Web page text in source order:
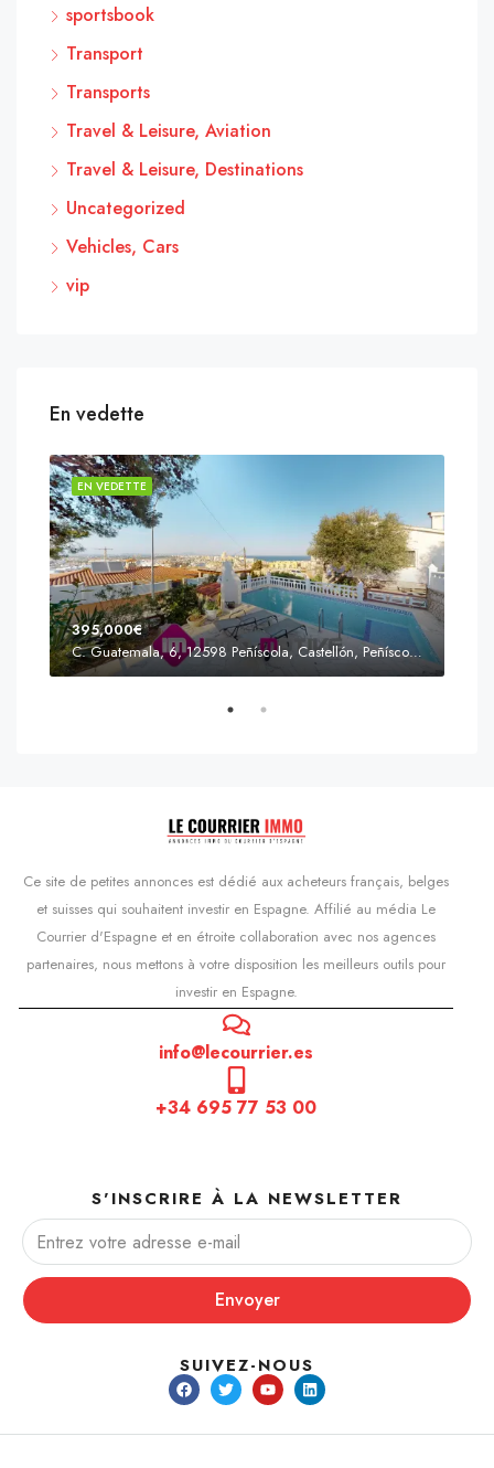
sportsbook
Transport
Transports
Travel & Leisure, Aviation
Travel & Leisure, Destinations
Uncategorized
Vehicles, Cars
vip
En vedette
EN VEDETTE
395,000€
C. Guatemala, 6, 12598 Peñíscola, Castellón, Peñíscola, Communauté valencienne
Ce site de petites annonces est dédié aux acheteurs français, belges
et suisses qui souhaitent investir en Espagne. Affilié au média Le
Courrier d'Espagne et en étroite collaboration avec nos agences
partenaires, nous mettons à votre disposition les meilleurs outils pour
investir en Espagne.
info@lecourrier.es
+34 695 77 53 00
S'INSCRIRE À LA NEWSLETTER
Envoyer
SUIVEZ-NOUS